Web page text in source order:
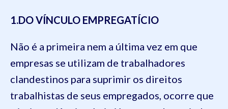
1.DO VÍNCULO EMPREGATÍCIO
Não é a primeira nem a última vez em que
empresas se utilizam de trabalhadores
clandestinos para suprimir os direitos
trabalhistas de seus empregados, ocorre que